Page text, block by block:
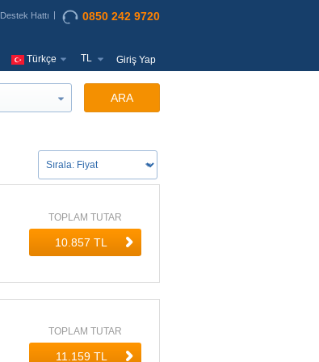
Destek Hattı 0850 242 9720
Türkçe TL Giriş Yap
ARA
TOPLAM TUTAR
TOPLAM TUTAR